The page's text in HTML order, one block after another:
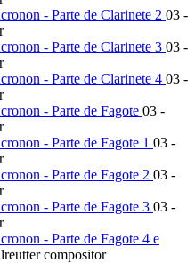
- Parte de Clarinete 2 03 -
- Parte de Clarinete 3 03 -
- Parte de Clarinete 4 03 -
- Parte de Fagote 03 -
- Parte de Fagote 1 03 -
- Parte de Fagote 2 03 -
- Parte de Fagote 3 03 -
- Parte de Fagote 4 e
compositor